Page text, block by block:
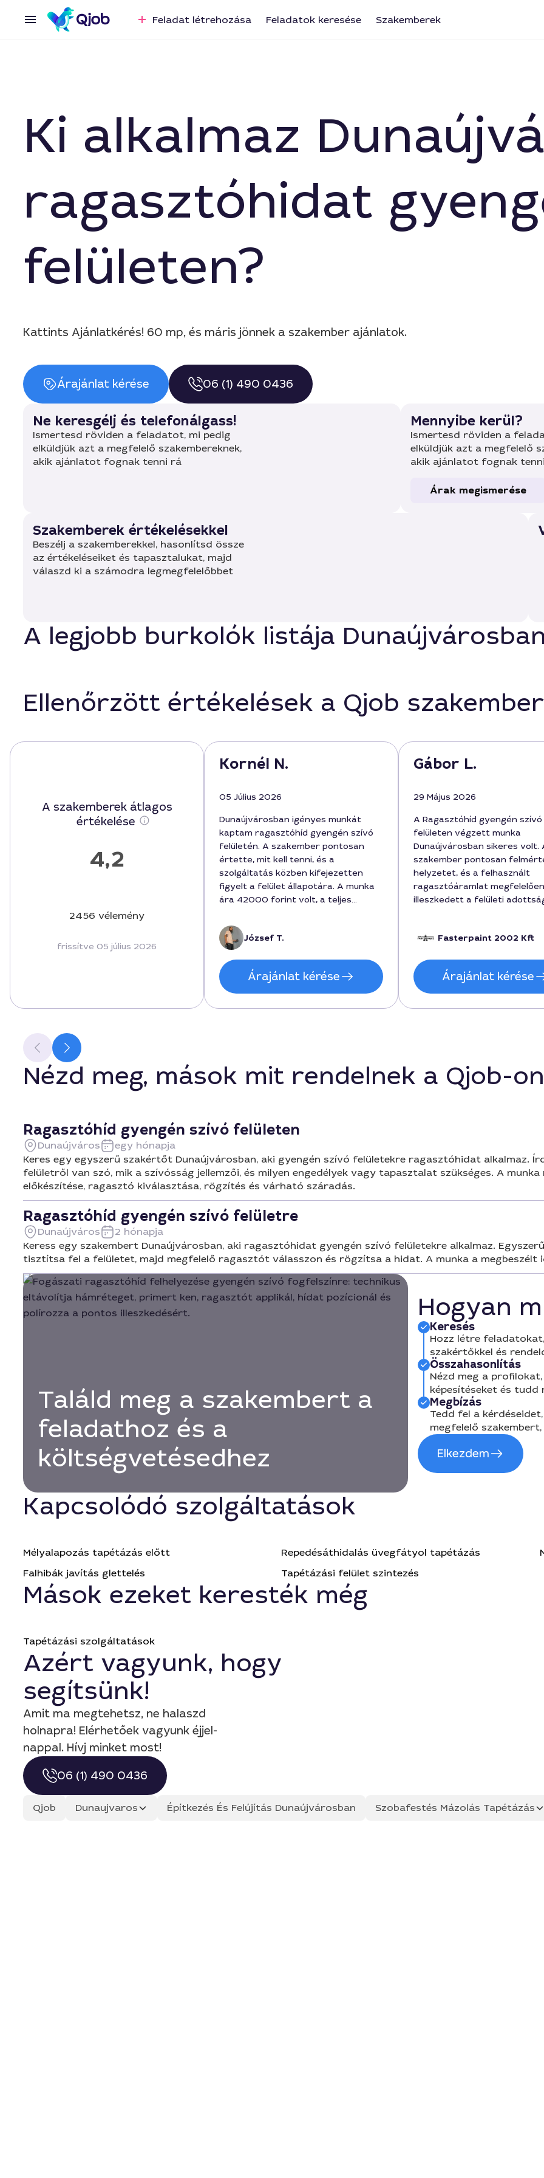
Feladat létrehozása Feladatok keresése Szakemberek
Ki alkalmaz
ragasztóhidat
felületen?
Kattints Ajánlatkérés! 60 mp, és máris jönnek a szakember ajánlatok.
Árajánlat kérése 06 (1) 490 0436
Ne keresgélj és telefonálgass!
Ismertesd röviden a feladatot, mi pedig
elküldjük azt a megfelelő szakembereknek,
akik ajánlatot fognak tenni rá
Mennyibe kerül?
Ismertesd röviden a
elküldjük azt a megfelelő
akik ajánlatot fognak
Árak megismerése
Szakemberek értékelésekkel
Beszélj a szakemberekkel, hasonlítsd össze
az értékeléseiket és tapasztalukat, majd
válaszd ki a számodra legmegfelelőbbet
A legjobb burkolók listája Dunaújvárosban
Ellenőrzött értékelések a Qjob
A szakemberek átlagos
értékelése
4,2
2456 vélemény
frissítve 05 július 2026
Kornél N.
05 Július 2026
Dunaújvárosban igényes munkát
kaptam ragasztóhíd gyengén szívó
felületén. A szakember pontosan
értette, mit kell tenni, és a
szolgáltatás közben kifejezetten
figyelt a felület állapotára. A munka
ára 42000 forint volt, a teljes
végeredmény tartósnak tűnik és a
híd stabilan működik. Ajánlom a
szolgáltatót, ha valaki hasonló
problémával küzd.
József T.
Árajánlat kérése
Gábor L.
29 Május 2026
A Ragasztóhíd gyengén szívó
felületen végzett munka
Dunaújvárosban sikeres volt.
szakember pontosan
helyzetet, és a felhasznált
ragasztóáramlat megfelelően
illeszkedett a felületi
42000 forintban állapodtunk
anyagköltséget és a kiszállást
Azért választottam ezt a
szolgáltatást, mert
gyengén szívó felületek
Fasterpaint 2002 Kft
Árajánlat kérése
Nézd meg, mások mit rendelnek a Qjob-on
Ragasztóhíd gyengén szívó felületen
Dunaújváros
egy hónapja
Keres egy egyszerű szakértőt Dunaújvárosban, aki gyengén szívó felületekre ragasztóhidat alkalmaz.
felületről van szó, mik a szívósság jellemzői, és milyen engedélyek vagy tapasztalat szükséges. A
előkészítése, ragasztó kiválasztása, rögzítés és várható száradás.
Ragasztóhíd gyengén szívó felületre
Dunaújváros
2 hónapja
Keress egy szakembert Dunaújvárosban, aki ragasztóhidat gyengén szívó felületekre alkalmaz.
tisztítsa fel a felületet, majd megfelelő ragasztót válasszon és rögzítsa a hidat. A munka a
Találd meg a szakembert a
feladathoz és a
költségvetésedhez
Hogyan
Keresés
Hozz létre
szakértőkkel és
Összahasonlítás
Nézd meg a
képesítéseket és
Megbízás
Tedd fel a
megfelelő
Elkezdem
Kapcsolódó szolgáltatások
Mélyalapozás tapétázás előtt Repedésáthidalás üvegfátyol tapétázás
Falhibák javítás glettelés
Tapétázási felület szintezés
Mások ezeket keresték még
Tapétázási szolgáltatások
Azért vagyunk, hogy
segítsünk!
Amit ma megtehetsz, ne halaszd
holnapra! Elérhetőek vagyunk éjjel-
nappal. Hívj minket most!
06 (1) 490 0436
Qjob Dunaujvaros Építkezés És Felújítás Dunaújvárosban Szobafestés Mázolás Tapétázás